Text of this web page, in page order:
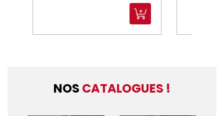
NOS CATALOGUES !